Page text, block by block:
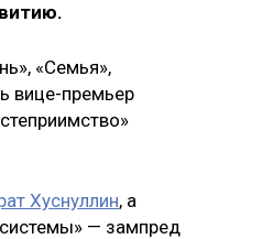
«Семья»,
вице-премьер
Хуснуллин, а
— зампред